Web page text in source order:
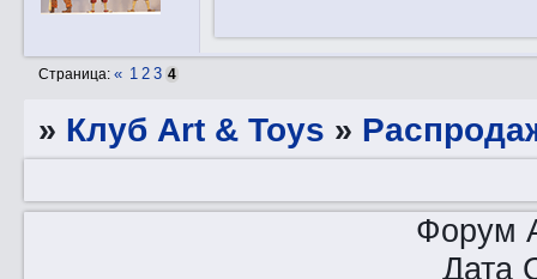
Страница:« 1 2 3 4
» Клуб Art & Toys »
Форум
Дата